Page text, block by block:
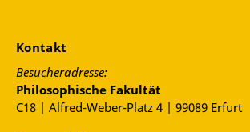
Kontakt
Besucheradresse:
Philosophische Fakultät
C18 | Alfred-Weber-Platz 4 | 99089 Erfurt